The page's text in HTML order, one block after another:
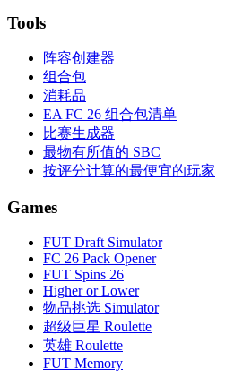
Tools
阵容创建器
组合包
消耗品
EA FC 26 组合包清单
比赛生成器
最物有所值的 SBC
按评分计算的最便宜的玩家
Games
FUT Draft Simulator
FC 26 Pack Opener
FUT Spins 26
Higher or Lower
物品挑选 Simulator
超级巨星 Roulette
英雄 Roulette
FUT Memory